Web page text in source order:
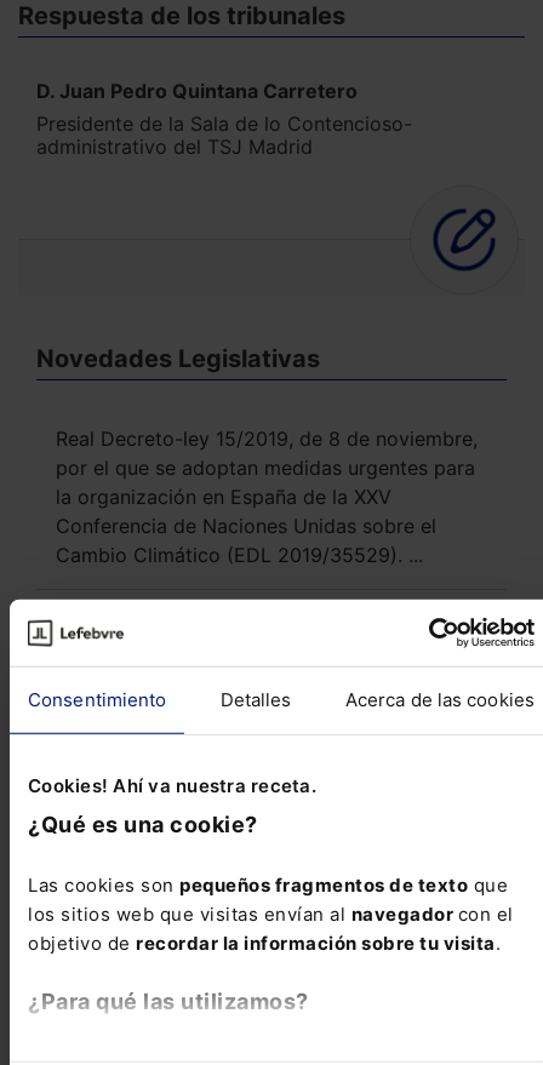
Consentimiento Detalles Acerca de las cookies
Cookies! Ahí va nuestra receta.
¿Qué es una cookie?
Las cookies son pequeños fragmentos de texto que
los sitios web que visitas envían al navegador con el
objetivo de recordar la información sobre tu visita.
¿Para qué las utilizamos?
Respuesta de los tribunales
D. Juan Pedro Quintana Carretero
Presidente de la Sala de lo Contencioso-
administrativo del TSJ Madrid
Novedades Legislativas
Real Decreto-ley 15/2019, de 8 de noviembre,
por el que se adoptan medidas urgentes para
la organización en España de la XXV
Conferencia de Naciones Unidas sobre el
Cambio Climático (EDL 2019/35529). ...
Reseñas de jurisprudencia
Civil
colocación de cámaras de vigilancia
Penal
Criterios para valorar la suficiencia de indicios si
no hay prueba directa en sentencia condenatoria